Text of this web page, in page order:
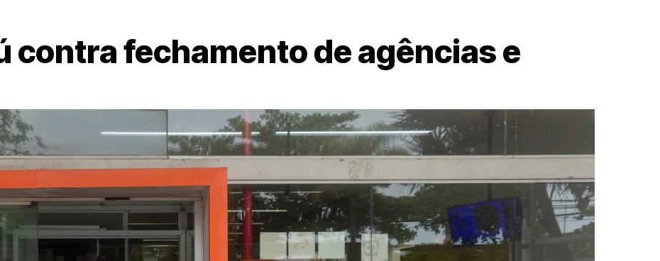
contra fechamento de agências e